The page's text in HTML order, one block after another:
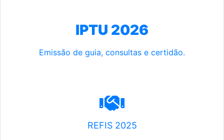
IPTU 2026
Emissão de guia, consultas e certidão.
REFIS 2025